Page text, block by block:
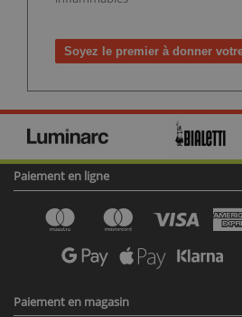
Soyez le premier à donner
Paiement en ligne
Paiement en magasin